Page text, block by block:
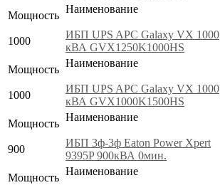
Мощность
1000
Наименование
ИБП UPS APC Galaxy VX 1000
кВА GVX1250K1000HS
Мощность
1000
Наименование
ИБП UPS APC Galaxy VX 1000
кВА GVX1000K1500HS
Мощность
900
Наименование
ИБП 3ф-3ф Eaton Power Xpert
9395P 900кВА 0мин.
Мощность
Наименование